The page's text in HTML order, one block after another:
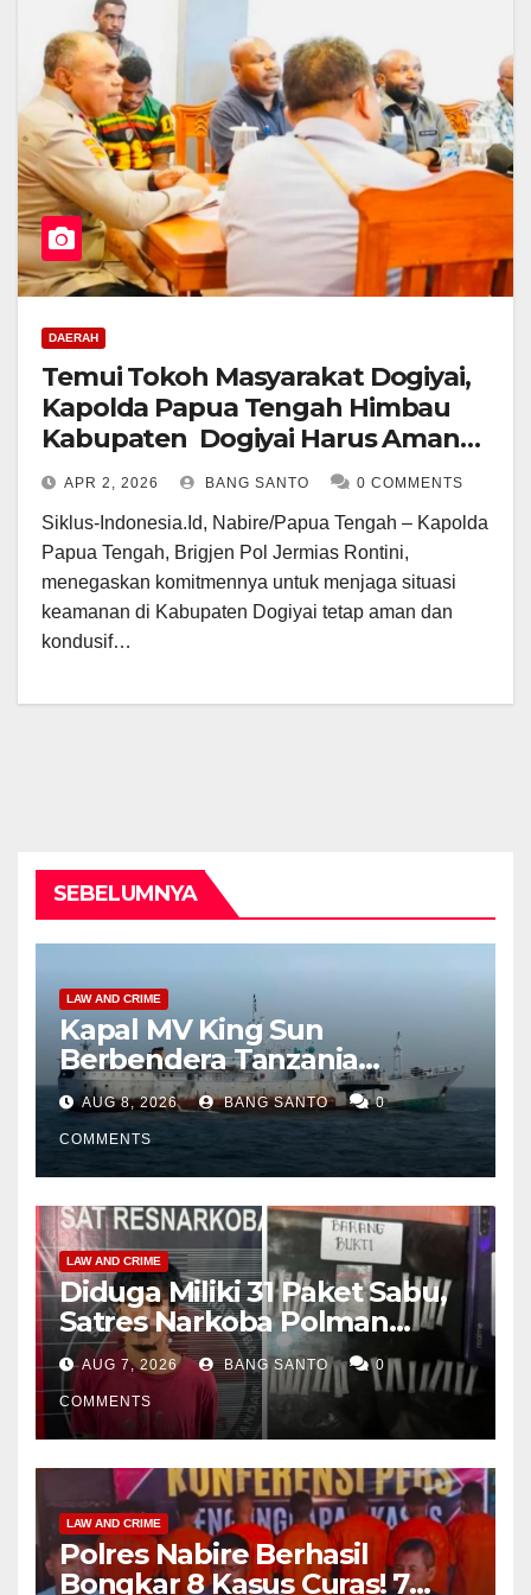
DAERAH
Temui Tokoh Masyarakat Dogiyai,
Kapolda Papua Tengah Himbau
Kabupaten Dogiyai Harus Aman
dan Tetap Kondusif
APR 2, 2026 BANG SANTO 0 COMMENTS
Siklus-Indonesia.Id, Nabire/Papua Tengah – Kapolda
Papua Tengah, Brigjen Pol Jermias Rontini,
menegaskan komitmennya untuk menjaga situasi
keamanan di Kabupaten Dogiyai tetap aman dan
kondusif…
SEBELUMNYA
LAW AND CRIME
Kapal MV King Sun
Berbendera Tanzania
Diamankan Tim Gabungan,
Bawa 1,3 Ton Narkoba di
Perairan Bintan
AUG 8, 2026 BANG SANTO 0
COMMENTS
LAW AND CRIME
Diduga Miliki 31 Paket Sabu,
Satres Narkoba Polman
Amankan Pria di Matali
AUG 7, 2026 BANG SANTO 0
COMMENTS
LAW AND CRIME
Polres Nabire Berhasil
Bongkar 8 Kasus Curas! 7